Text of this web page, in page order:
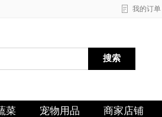
我的订单
搜索
菜 宠物用品 商家店铺